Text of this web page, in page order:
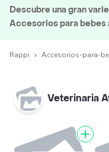
Descubre una gran
Accesorios para bebes
Rappi Accesorios-para-